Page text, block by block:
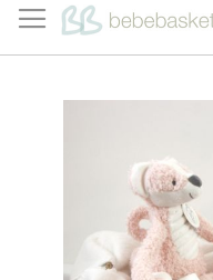
naar
de
inhoud